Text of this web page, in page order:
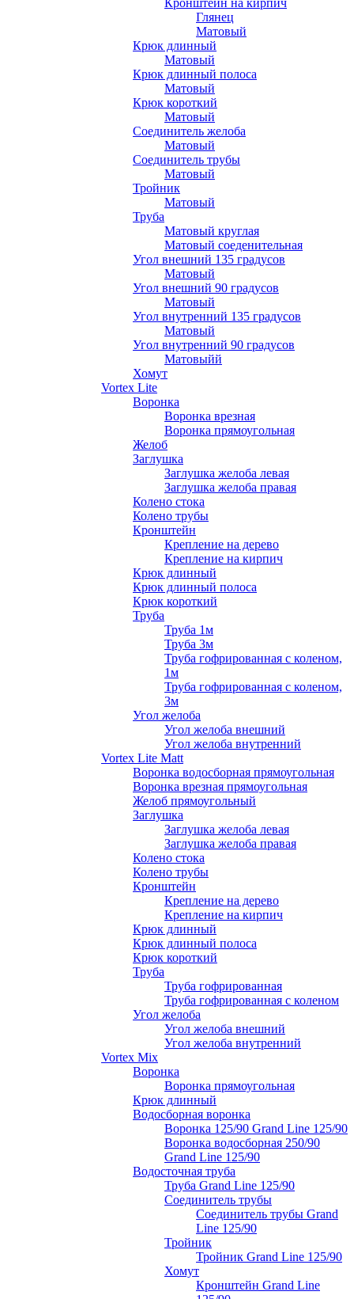
Кронштейн на кирпич
Глянец
Матовый
Крюк длинный
Матовый
Крюк длинный полоса
Матовый
Крюк короткий
Матовый
Соединитель желоба
Матовый
Соединитель трубы
Матовый
Тройник
Матовый
Труба
Матовый круглая
Матовый соеденительная
Угол внешний 135 градусов
Матовый
Угол внешний 90 градусов
Матовый
Угол внутренний 135 градусов
Матовый
Угол внутренний 90 градусов
Матовыйй
Хомут
Vortex Lite
Воронка
Воронка врезная
Воронка прямоугольная
Желоб
Заглушка
Заглушка желоба левая
Заглушка желоба правая
Колено стока
Колено трубы
Кронштейн
Крепление на дерево
Крепление на кирпич
Крюк длинный
Крюк длинный полоса
Крюк короткий
Труба
Труба 1м
Труба 3м
Труба гофрированная с коленом,
1м
Труба гофрированная с коленом,
3м
Угол желоба
Угол желоба внешний
Угол желоба внутренний
Vortex Lite Matt
Воронка водосборная прямоугольная
Воронка врезная прямоугольная
Желоб прямоугольный
Заглушка
Заглушка желоба левая
Заглушка желоба правая
Колено стока
Колено трубы
Кронштейн
Крепление на дерево
Крепление на кирпич
Крюк длинный
Крюк длинный полоса
Крюк короткий
Труба
Труба гофрированная
Труба гофрированная с коленом
Угол желоба
Угол желоба внешний
Угол желоба внутренний
Vortex Mix
Воронка
Воронка прямоугольная
Крюк длинный
Водосборная воронка
Воронка 125/90 Grand Line 125/90
Воронка водосборная 250/90
Grand Line 125/90
Водосточная труба
Труба Grand Line 125/90
Соединитель трубы
Соединитель трубы Grand
Line 125/90
Тройник
Тройник Grand Line 125/90
Хомут
Кронштейн Grand Line